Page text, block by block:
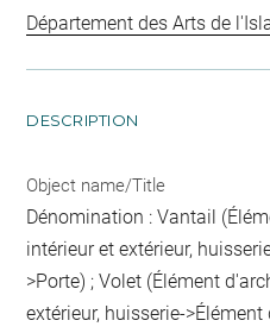
Département des Arts de
DESCRIPTION
Object name/Title
Dénomination : Vantail
intérieur et extérieur,
>Porte) ; Volet (Élément
extérieur, huisserie-